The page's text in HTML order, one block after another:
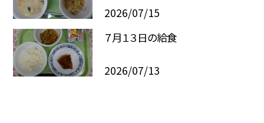
2026/07/15
７月１３日の給食
2026/07/13